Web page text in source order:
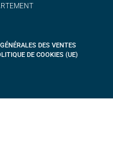
DES VENTES
DE COOKIES (UE)